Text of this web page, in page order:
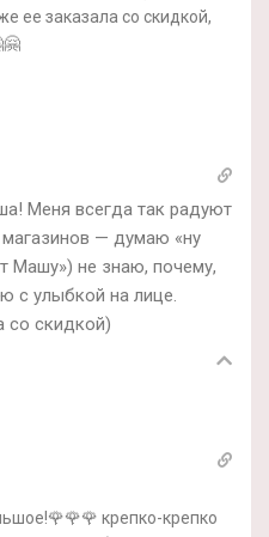
ее заказала со скидкой,
Меня всегда так радуют
— думаю «ну
Машу») не знаю, почему,
с улыбкой на лице.
со скидкой)
крепко-крепко